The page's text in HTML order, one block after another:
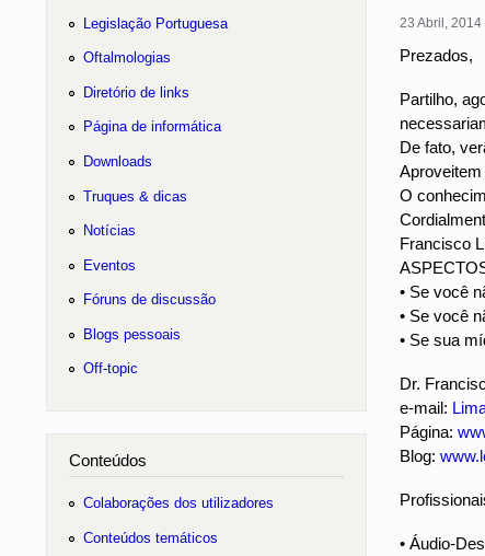
23 Abril, 2014
Prezados,
Partilho,
De fato,
O
Francisco
• Se você
• Se você
• Se sua
Dr.
e-mail:
Página:
Blog:
• Áudio-
Legislação Portuguesa
Oftalmologias
Diretório de links
Página de informática
Downloads
Truques & dicas
Notícias
Eventos
Fóruns de discussão
Blogs pessoais
Off-topic
Conteúdos
Colaborações dos utilizadores
Conteúdos temáticos